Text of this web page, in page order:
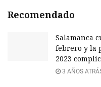
Recomendado
Salamanca
febrero y la
2023
3 AÑOS